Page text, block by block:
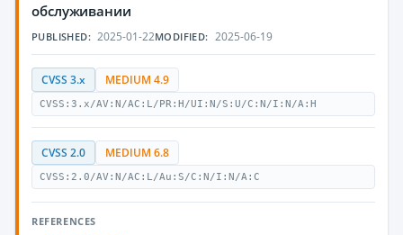
обслуживании
PUBLISHED: 2025-01-22MODIFIED: 2025-06-19
CVSS 3.x MEDIUM 4.9
CVSS:3.x/AV:N/AC:L/PR:H/UI:N/S:U/C:N/I:N/A:H
CVSS 2.0 MEDIUM 6.8
CVSS:2.0/AV:N/AC:L/Au:S/C:N/I:N/A:C
REFERENCES